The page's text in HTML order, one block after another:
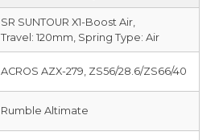
SR SUNTOUR X1-Boost Air,
Travel: 120mm, Spring Type: Air
ACROS AZX-279, ZS56/28.6/ZS66/40
Rumble Altimate